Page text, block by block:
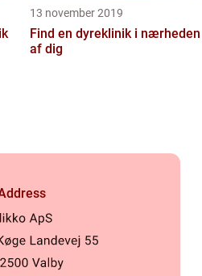
13 november 2019
Find en dyreklinik i nærheden
af dig